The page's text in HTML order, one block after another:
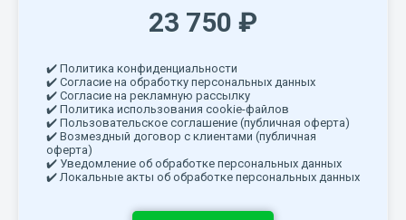
23 750 ₽
✔️ Политика конфиденциальности
✔️ Согласие на обработку персональных данных
✔️ Согласие на рекламную рассылку
✔️ Политика использования cookie-файлов
✔️ Пользовательское соглашение (публичная оферта)
✔️ Возмездный договор с клиентами (публичная
оферта)
✔️ Уведомление об обработке персональных данных
✔️ Локальные акты об обработке персональных данных